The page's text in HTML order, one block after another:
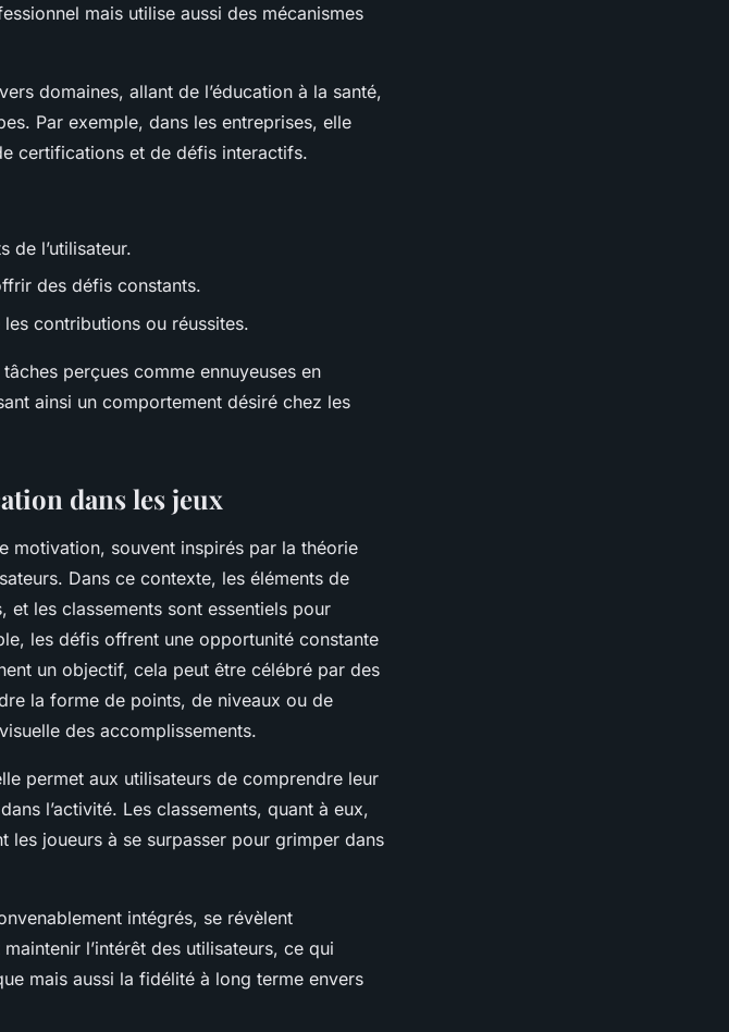
mais utilise aussi des mécanismes
domaines, allant de l’éducation à la santé,
Par exemple, dans les entreprises, elle
certifications et de défis interactifs.
de l’utilisateur.
des défis constants.
contributions ou réussites.
perçues comme ennuyeuses en
ainsi un comportement désiré chez les
dans les jeux
motivation, souvent inspirés par la théorie
Dans ce contexte, les éléments de
et les classements sont essentiels pour
les défis offrent une opportunité constante
un objectif, cela peut être célébré par des
la forme de points, de niveaux ou de
des accomplissements.
permet aux utilisateurs de comprendre leur
l’activité. Les classements, quant à eux,
les joueurs à se surpasser pour grimper dans
intégrés, se révèlent
l’intérêt des utilisateurs, ce qui
mais aussi la fidélité à long terme envers